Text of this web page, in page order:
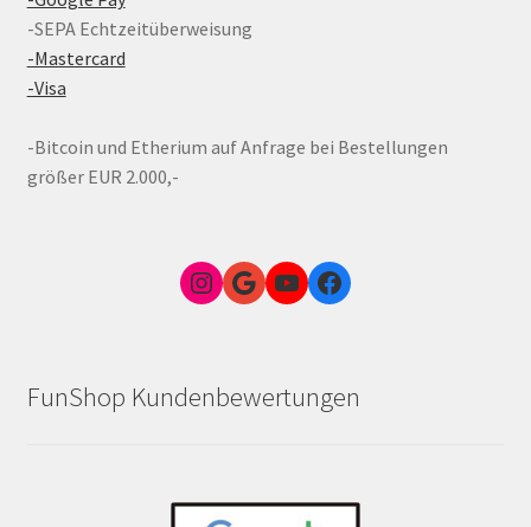
-SEPA Echtzeitüberweisung
-Mastercard
-Visa
-Bitcoin und Etherium auf Anfrage bei Bestellungen
größer EUR 2.000,-
Instagram
Google Link zum FunShop WienYouTubeFacebook
FunShop Kundenbewertungen